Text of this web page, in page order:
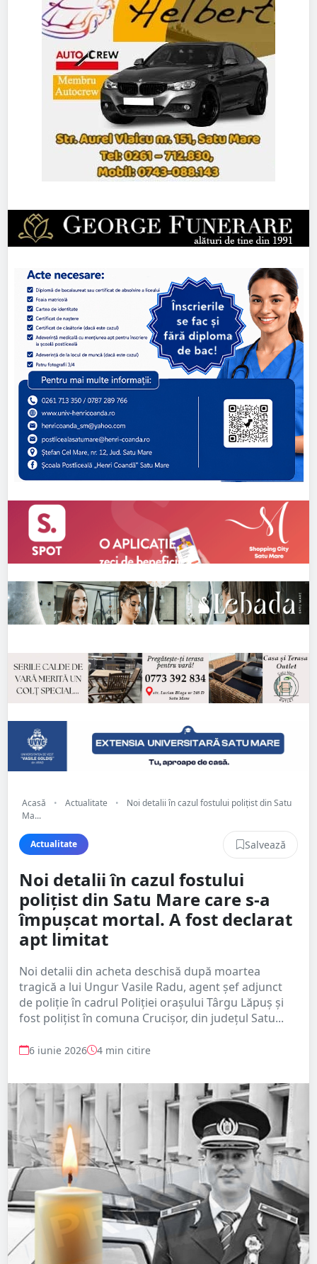
Acasă • Actualitate •
Noi detalii în cazul fostului polițist din Satu
Ma...
Actualitate Salvează
Noi detalii în cazul fostului
polițist din Satu Mare care s-a
împușcat mortal. A fost declarat
apt limitat
Noi detalii din acheta deschisă după moartea
tragică a lui Ungur Vasile Radu, agent șef adjunct
de poliție în cadrul Poliției orașului Târgu Lăpuș și
fost polițist în comuna Crucișor, din județul Satu...
6 iunie 2026 4 min citire